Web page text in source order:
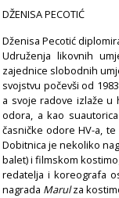
DŽENISA PECOTIĆ
Dženisa Pecotić
Udruženja likovnih
zajednice slobodnih
svojstvu počevši od
a svoje radove izlaže u
odora, a kao
časničke odore HV-a,
Dobitnica je nekoliko
balet) i filmskom
redatelja i koreografa
nagrada Marulza